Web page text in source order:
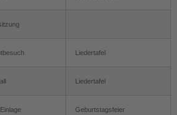
Liedertafel
Liedertafel
Geburtstagsfeier